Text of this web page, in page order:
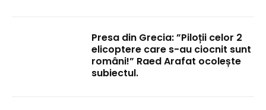
Presa din Grecia: ”Piloții celor 2
elicoptere care s-au ciocnit sunt
români!” Raed Arafat ocolește
subiectul.